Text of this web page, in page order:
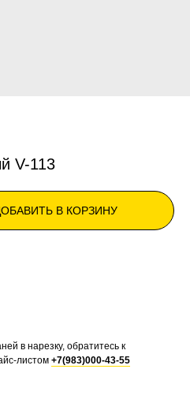
V-113
В КОРЗИНУ
в нарезку, обратитесь к
листом +7(983)000-43-55